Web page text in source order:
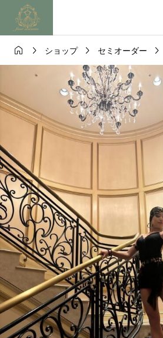
  ショップ  セミオーダー 